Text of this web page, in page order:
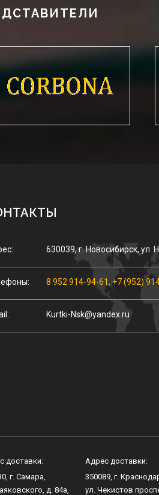
630039,г.Новосибирск, ул.
8 952 914-94-61, +7 (952)
Kurtki-Nsk@yandex.ru
доставки:
, г.Самара,
д. 84а,
Адрес доставки:
350089, г.
ул.Чекистов